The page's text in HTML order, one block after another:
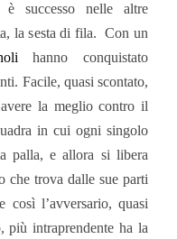
successo nelle altre
la sesta di fila.
Con un
hanno conquistato
Facile, quasi scontato,
la meglio contro il
in cui ogni singolo
palla, e allora si libera
che trova dalle sue parti
l’avversario, quasi
più intraprendente ha la